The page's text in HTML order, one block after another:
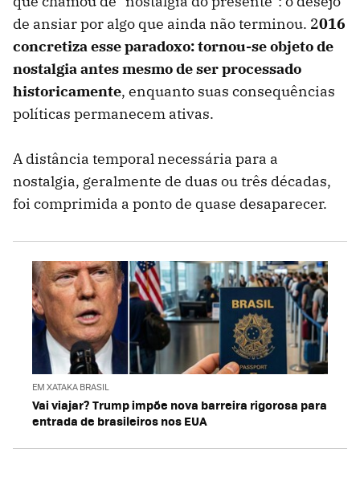
de ansiar por algo que ainda não terminou. 2016
concretiza esse paradoxo: tornou-se objeto de
nostalgia antes mesmo de ser processado
historicamente, enquanto suas consequências
políticas permanecem ativas.
A distância temporal necessária para a
nostalgia, geralmente de duas ou três décadas,
foi comprimida a ponto de quase desaparecer.
EM XATAKA BRASIL
Vai viajar? Trump impõe nova barreira rigorosa para
entrada de brasileiros nos EUA